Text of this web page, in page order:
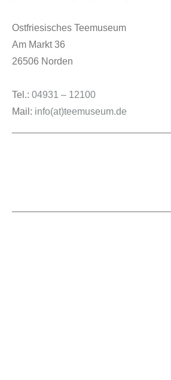
Ostfriesisches Teemuseum
Am Markt 36
26506 Norden
Tel.: 04931 – 12100
Mail: info(at)teemuseum.de